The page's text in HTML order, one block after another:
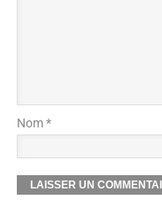
Nom *